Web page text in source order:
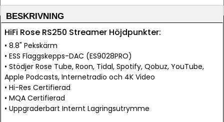
BESKRIVNING
HiFi Rose RS250 Streamer Höjdpunkter:
• 8.8" Pekskärm
• ESS Flaggskepps-DAC (ES9028PRO)
• Stödjer Rose Tube, Roon, Tidal, Spotify, Qobuz, YouTube,
Apple Podcasts, Internetradio och 4K Video
• Hi-Res Certifierad
• MQA Certifierad
• Uppgraderbart Internt Lagringsutrymme